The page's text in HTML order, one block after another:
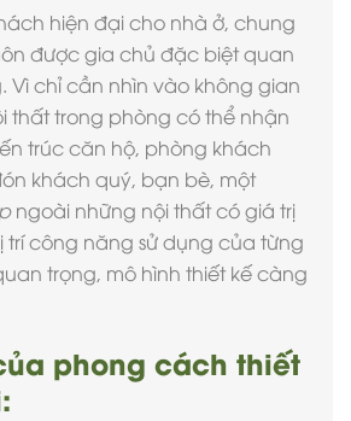
hiện đại cho nhà ở, chung
được gia chủ đặc biệt quan
Vì chỉ cần nhìn vào không gian
thất trong phòng có thể nhận
trúc căn hộ, phòng khách
khách quý, bạn bè, một
ngoài những nội thất có giá trị
trí công năng sử dụng của từng
trọng, mô hình thiết kế càng
phong cách thiết